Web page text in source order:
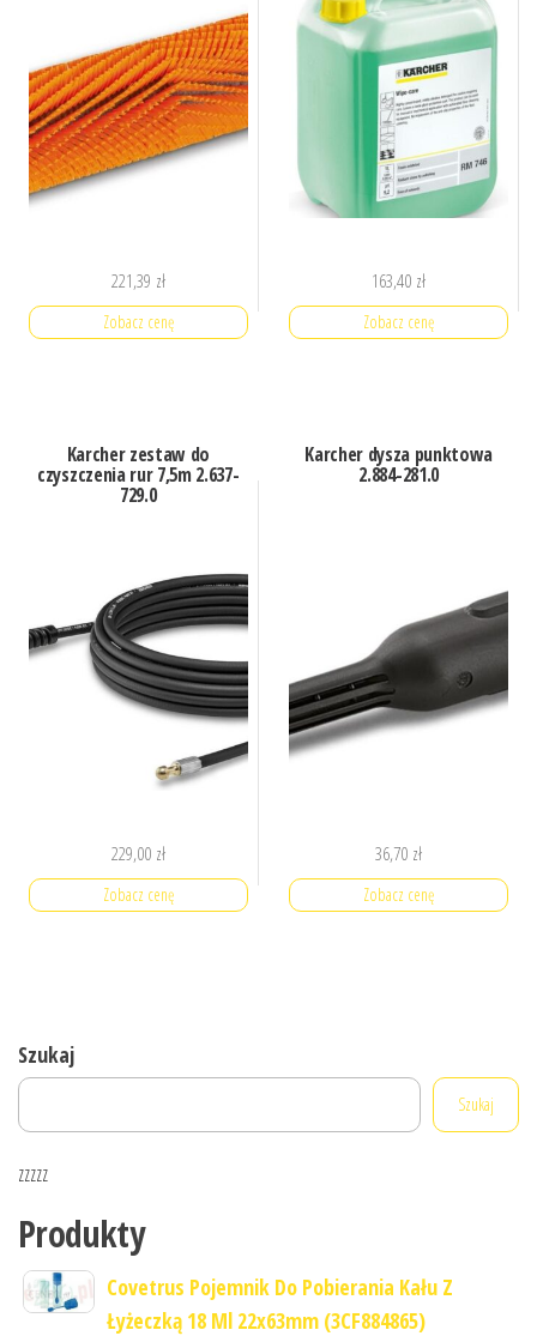
221,39 zł
Zobacz cenę
163,40 zł
Zobacz cenę
Karcher zestaw do
czyszczenia rur 7,5m 2.637-
729.0
229,00 zł
Zobacz cenę
Karcher dysza punktowa
2.884-281.0
36,70 zł
Zobacz cenę
Szukaj
Szukaj
zzzzz
Produkty
Covetrus Pojemnik Do Pobierania Kału Z
Łyżeczką 18 Ml 22x63mm (3CF884865)